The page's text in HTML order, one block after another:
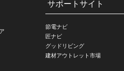
サポートサイト
節電ナビ
匠ナビ
グッドリビング
建材アウトレット市場